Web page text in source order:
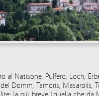
al Natisone, Pulfero, Loch,
Domm, Tamoris, Masarolis,